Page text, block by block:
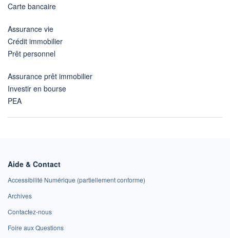
Carte bancaire
Assurance vie
Crédit immobilier
Prêt personnel
Assurance prêt immobilier
Investir en bourse
PEA
Aide & Contact
Accessibilité Numérique (partiellement conforme)
Archives
Contactez-nous
Foire aux Questions